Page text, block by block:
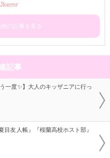
の記事を見る
記事
一度✨】大人のキッザニアに行っ
目友人帳』『桜蘭高校ホスト部』